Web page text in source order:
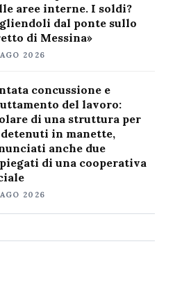
aree interne. I soldi?
dal ponte sullo
di Messina»
2026
concussione e
del lavoro:
di una struttura per
detenuti in manette,
anche due
di una cooperativa
2026